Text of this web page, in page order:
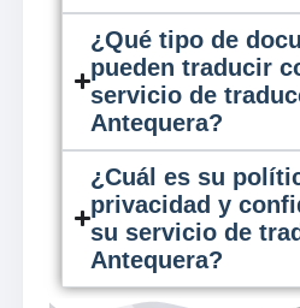
¿Qué tipo de
pueden traducir
servicio de
Antequera?
¿Cuál es su
privacidad y
su servicio de
Antequera?